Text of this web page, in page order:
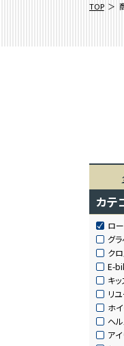
TOP
カテ
ロ
グ
ク
E-
キ
リ
ホ
ヘル
ア